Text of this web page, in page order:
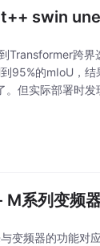
swin
Transformer跨
95%的mIoU，
但实际部署时
系列变频
变频器的功能对